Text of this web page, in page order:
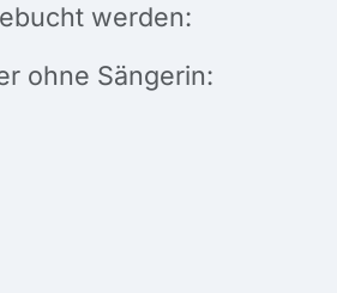
werden:
ohne Sängerin: